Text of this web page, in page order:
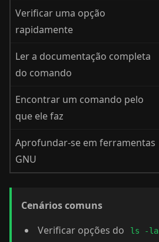
Verificar uma opção
rapidamente
Ler a documentação completa
do comando
Encontrar um comando pelo
que ele faz
Aprofundar-se em ferramentas
GNU
Cenários comuns
Verificar opções do
ls -la